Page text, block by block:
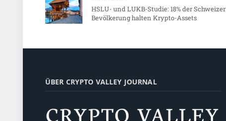
HSLU- und LUKB-Studie: 18% der Schweizer
Bevölkerung halten Krypto-Assets
ÜBER CRYPTO VALLEY JOURNAL